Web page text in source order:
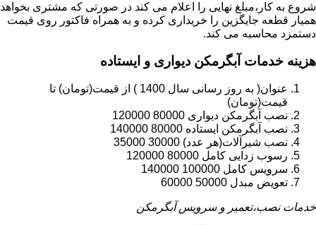
شروع به کار،مبلغ نهایی را اعلام می کند در صورتی که مشتری بخواهد
همیار قطعه جایگزین را خریداری کرده و به همراه فاکتور روی قیمت
دستمزد محاسبه می کند.
هزینه خدمات آبگرمکن دیواری و ایستاده
عنوان( به روز رسانی سال 1400 ) از قیمت(تومان) تا
قیمت(تومان)
نصب آبگرمکن دیواری 80000 120000
نصب آبگرمکن ایستاده 80000 140000
نصب شیرآلات(هر عدد) 30000 35000
رسوب زدایی کامل 80000 120000
سرویس کامل 100000 140000
تعویض مبدل 50000 60000
خدمات نصب،تعمیر و سرویس آبگرمکن